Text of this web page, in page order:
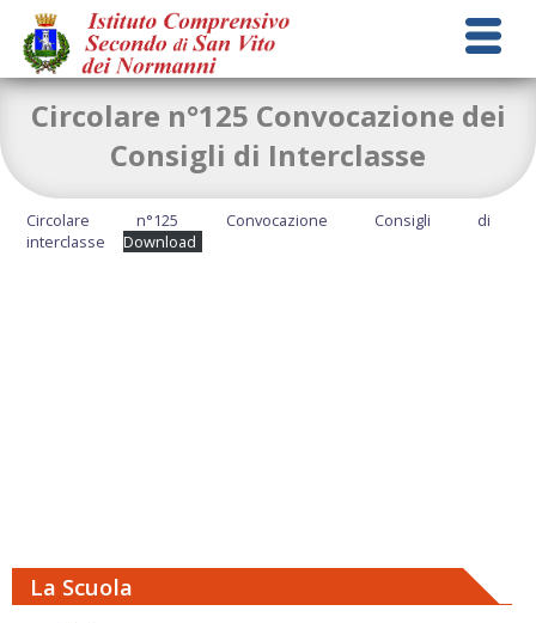
La Scuola
Circolare n°125 Convocazione dei
Consigli di Interclasse
Circolare n°125 Convocazione Consigli di
interclasse
Download